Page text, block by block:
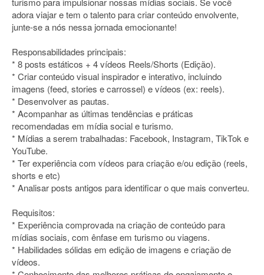
adora viajar e tem o talento para criar conteúdo envolvente,
junte-se a nós nessa jornada emocionante!
Responsabilidades principais:
* 8 posts estáticos + 4 vídeos Reels/Shorts (Edição).
* Criar conteúdo visual inspirador e interativo, incluindo
imagens (feed, stories e carrossel) e vídeos (ex: reels).
* Desenvolver as pautas.
* Acompanhar as últimas tendências e práticas
recomendadas em mídia social e turismo.
* Mídias a serem trabalhadas: Facebook, Instagram, TikTok e
YouTube.
* Ter experiência com vídeos para criação e/ou edição (reels,
shorts e etc)
* Analisar posts antigos para identificar o que mais converteu.
Requisitos:
* Experiência comprovada na criação de conteúdo para
mídias sociais, com ênfase em turismo ou viagens.
* Habilidades sólidas em edição de imagens e criação de
vídeos.